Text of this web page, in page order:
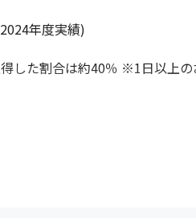
年度実績)
た割合は約40％ ※1日以上の
しています！